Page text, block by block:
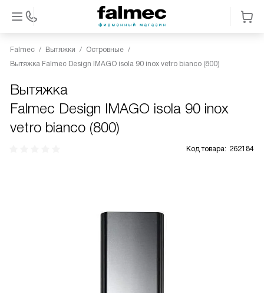
Falmec Вытяжки
Островные
Вытяжка Falmec Design IMAGO isola 90 inox vetro bianco (800)
Вытяжка
Falmec Design IMAGO isola 90 inox
vetro bianco (800)
Код товара: 262184